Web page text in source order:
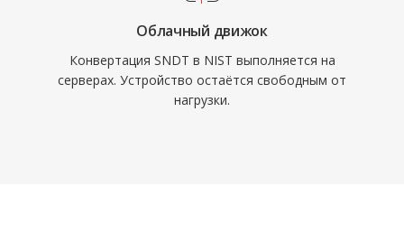
Облачный движок
Конвертация SNDT в NIST выполняется на
серверах. Устройство остаётся свободным от
нагрузки.